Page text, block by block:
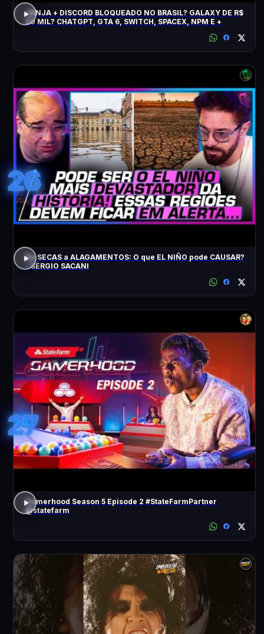
JANJA + DISCORD BLOQUEADO NO BRASIL? GALAXY DE R$
20 MIL? CHATGPT, GTA 6, SWITCH, SPACEX, NPM E +
26
De SECAS a ALAGAMENTOS: O que EL NIÑO pode CAUSAR?
- SÉRGIO SACANI
27
Gamerhood Season 5 Episode 2 #StateFarmPartner
@statefarm